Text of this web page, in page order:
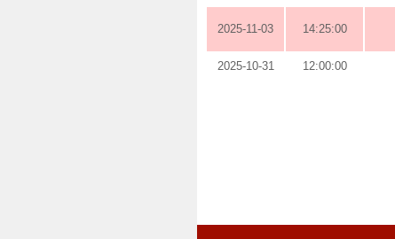
2025-11-03 14:25:00
2025-10-31 12:00:00